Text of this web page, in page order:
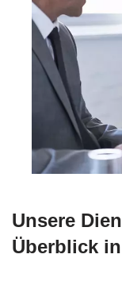
Unsere
Überblick